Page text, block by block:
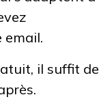
email.
il suffit de